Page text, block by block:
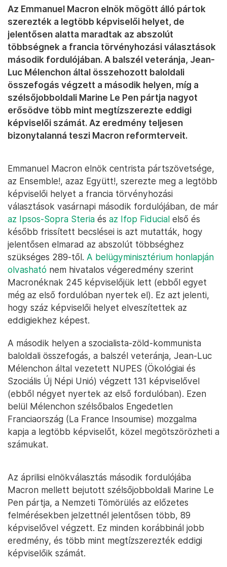
Az Emmanuel Macron elnök mögött álló pártok
szerezték a legtöbb képviselői helyet, de
jelentősen alatta maradtak az abszolút
többségnek a francia törvényhozási választások
második fordulójában. A balszél veteránja, Jean-
Luc Mélenchon által összehozott baloldali
összefogás végzett a második helyen, míg a
szélsőjobboldali Marine Le Pen pártja nagyot
erősödve több mint megtízszerezte eddigi
képviselői számát. Az eredmény teljesen
bizonytalanná teszi Macron reformterveit.
Emmanuel Macron elnök centrista pártszövetsége,
az Ensemble!, azaz Együtt!, szerezte meg a legtöbb
képviselői helyet a francia törvényhozási
választások vasárnapi második fordulójában, de már
az Ipsos-Sopra Steria és az Ifop Fiducial első és
később frissített becslései is azt mutatták, hogy
jelentősen elmarad az abszolút többséghez
szükséges 289-től. A belügyminisztérium honlapján
olvasható nem hivatalos végeredmény szerint
Macronéknak 245 képviselőjük lett (ebből egyet
még az első fordulóban nyertek el). Ez azt jelenti,
hogy száz képviselői helyet elveszítettek az
eddigiekhez képest.
A második helyen a szocialista-zöld-kommunista
baloldali összefogás, a balszél veteránja, Jean-Luc
Mélenchon által vezetett NUPES (Ökológiai és
Szociális Új Népi Unió) végzett 131 képviselővel
(ebből négyet nyertek az első fordulóban). Ezen
belül Mélenchon szélsőbalos Engedetlen
Franciaország (La France Insoumise) mozgalma
kapja a legtöbb képviselőt, közel megötszörözheti a
számukat.
Az áprilisi elnökválasztás második fordulójába
Macron mellett bejutott szélsőjobboldali Marine Le
Pen pártja, a Nemzeti Tömörülés az előzetes
felmérésekben jelzettnél jelentősen több, 89
képviselővel végzett. Ez minden korábbinál jobb
eredmény, és több mint megtízszerezték eddigi
képviselőik számát.